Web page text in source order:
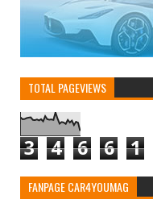
TOTAL PAGEVIEWS
3 4 6 6 1
FANPAGE CAR4YOUMAG